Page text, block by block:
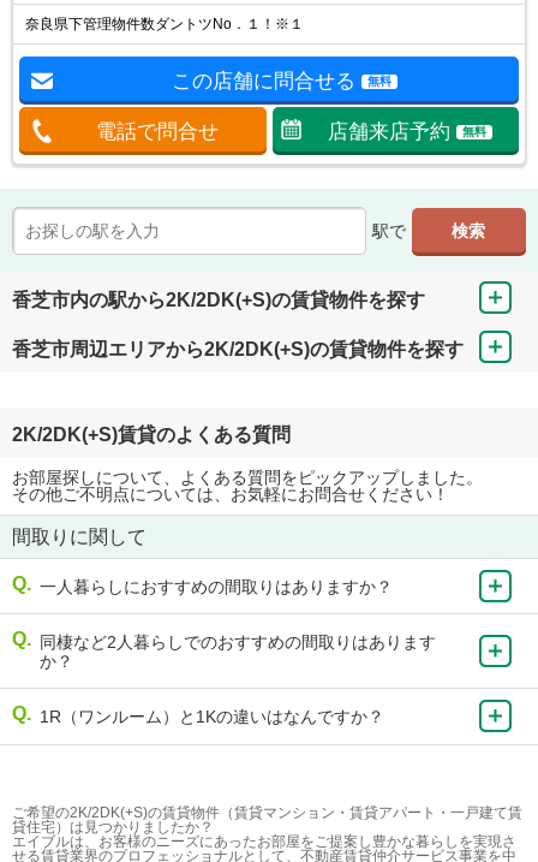
奈良県下管理物件数ダントツNo．１！※１
この店舗に問合せる 無料
電話で問合せ 店舗来店予約 無料
駅で
香芝市内の駅から2K/2DK(+S)の賃貸物件を探す
香芝市周辺エリアから2K/2DK(+S)の賃貸物件を探す
2K/2DK(+S)賃貸のよくある質問
お部屋探しについて、よくある質問をピックアップしました。
その他ご不明点については、お気軽にお問合せください！
間取りに関して
一人暮らしにおすすめの間取りはありますか？
同棲など2人暮らしでのおすすめの間取りはあります
か？
1R（ワンルーム）と1Kの違いはなんですか？
ご希望の2K/2DK(+S)の賃貸物件（賃貸マンション・賃貸アパート・一戸建て賃
貸住宅）は見つかりましたか？
エイブルは、お客様のニーズにあったお部屋をご提案し豊かな暮らしを実現さ
せる賃貸業界のプロフェッショナルとして、不動産賃貸仲介サービス事業を中